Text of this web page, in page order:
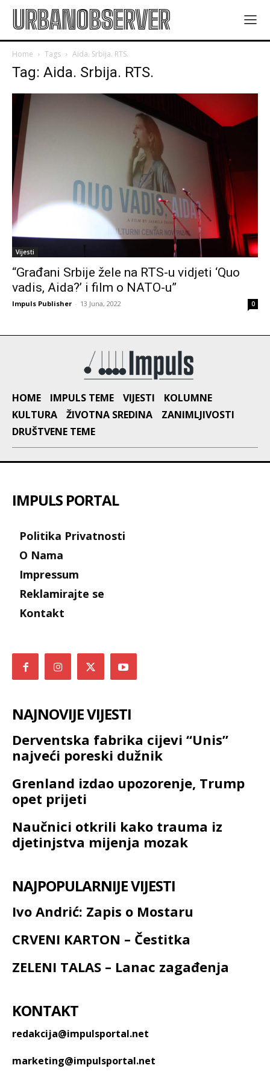
URBANOBSERVER
Home Tags Aida. Srbija. RTS.
Tag: Aida. Srbija. RTS.
Vijesti
“Građani Srbije žele na RTS-u vidjeti ‘Quo
vadis, Aida?’ i film o NATO-u”
Impuls Publisher - 13 Juna, 2022 0
HOME IMPULS TEME VIJESTI
KOLUMNE
KULTURA
ŽIVOTNA SREDINA
ZANIMLJIVOSTI
DRUŠTVENE TEME
IMPULS PORTAL
Politika Privatnosti
O Nama
Impressum
Reklamirajte se
Kontakt
NAJNOVIJE VIJESTI
Derventska fabrika cijevi “Unis”
najveći poreski dužnik
Grenland izdao upozorenje, Trump
opet prijeti
Naučnici otkrili kako trauma iz
djetinjstva mijenja mozak
NAJPOPULARNIJE VIJESTI
Ivo Andrić: Zapis o Mostaru
CRVENI KARTON – Čestitka
ZELENI TALAS – Lanac zagađenja
KONTAKT
redakcija@impulsportal.net
marketing@impulsportal.net